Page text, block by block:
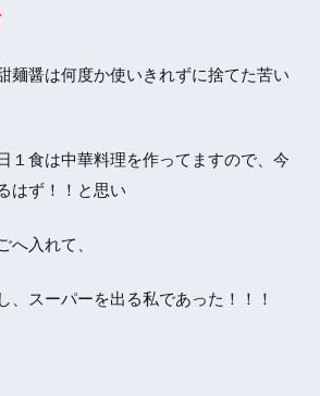
麺醤は何度か使いきれずに捨てた苦い
１食は中華料理を作ってますので、今
はず！！と思い
へ入れて、
、スーパーを出る私であった！！！